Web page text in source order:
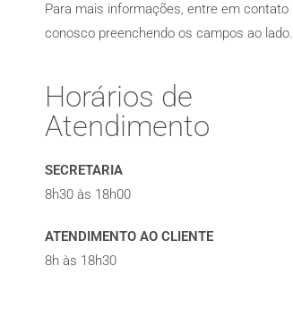
Para mais informações, entre em contato
conosco preenchendo os campos ao lado.
Horários de
Atendimento
SECRETARIA
8h30 às 18h00
ATENDIMENTO AO CLIENTE
8h às 18h30